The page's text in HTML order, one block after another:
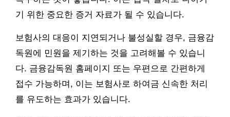
기 위한 중요한 증거 자료가 될 수 있습니다.
보험사의 대응이 지연되거나 불성실할 경우, 금융감
독원에 민원을 제기하는 것을 고려해볼 수 있습니
다. 금융감독원 홈페이지 또는 우편으로 간편하게
접수 가능하며, 이는 보험사로 하여금 신속한 처리
를 유도하는 효과가 있습니다.